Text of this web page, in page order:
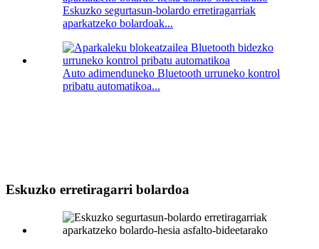
Eskuzko segurtasun-bolardo erretiragarriak
aparkatzeko bolardoak...
Auto adimenduneko Bluetooth urruneko kontrol
pribatu automatikoa...
Eskuzko erretiragarri bolardoa